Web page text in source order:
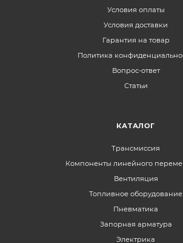
Условия оплаты
Условия доставки
Гарантия на товар
Политика
Вопрос-ответ
Статьи
КАТАЛОГ
Трансмиссия
Компоненты линейного
Вентиляция
Топливное оборудование
Пневматика
Запорная арматура
Электрика